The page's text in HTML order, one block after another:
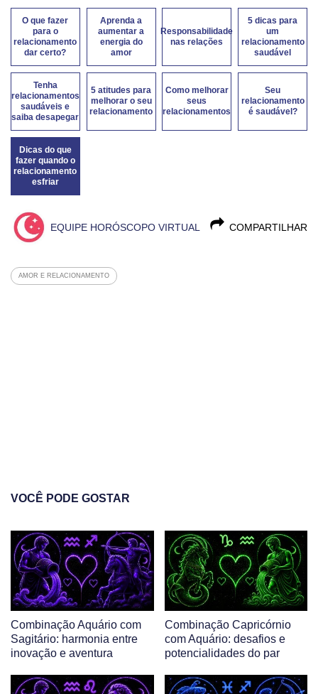
O que fazer
para o
relacionamento
dar certo?
Aprenda a
aumentar a
energia do
amor
Responsabilidade
nas relações
5 dicas para
um
relacionamento
saudável
Tenha
relacionamentos
saudáveis e
saiba desapegar
5 atitudes para
melhorar o seu
relacionamento
Como melhorar
seus
relacionamentos
Seu
relacionamento
é saudável?
Dicas do que
fazer quando o
relacionamento
esfriar
COMPARTILHAR
EQUIPE HORÓSCOPO VIRTUAL
AMOR E RELACIONAMENTO
VOCÊ PODE GOSTAR
Combinação Aquário com
Sagitário: harmonia entre
inovação e aventura
Combinação Capricórnio
com Aquário: desafios e
potencialidades do par